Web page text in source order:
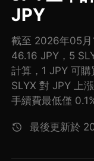
JPY
截至 2026年05月
46.16 JPY，5
計算，1 JPY 可
SLYX 對 JPY 上
手續費最低僅 0.1%
最後更新於